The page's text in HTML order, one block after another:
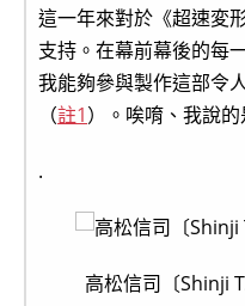
這一年來對於《超速変
支持。在幕前幕後的每
我能夠參與製作這部令
（註1）。唉唷、我說
.
高松信司〔Shinji